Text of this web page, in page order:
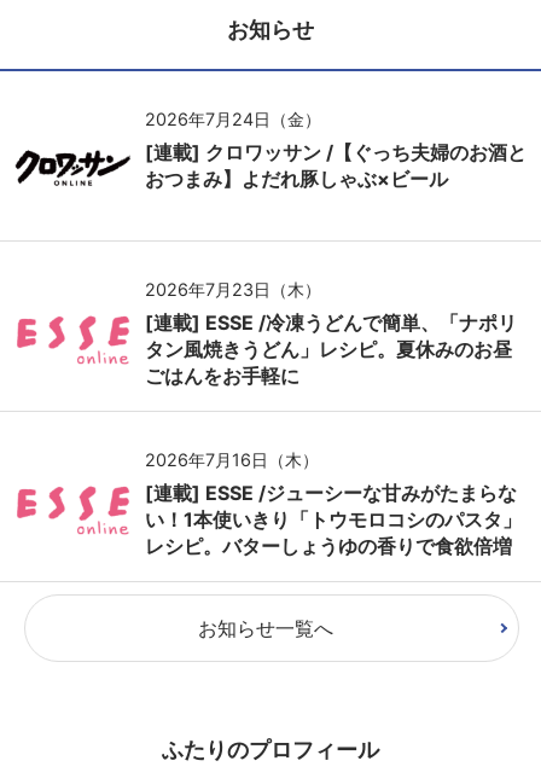
お知らせ
2026年7月24日（金）
[連載] クロワッサン /【ぐっち夫婦のお酒と
おつまみ】よだれ豚しゃぶ×ビール
2026年7月23日（木）
[連載] ESSE /冷凍うどんで簡単、「ナポリ
タン風焼きうどん」レシピ。夏休みのお昼
ごはんをお手軽に
2026年7月16日（木）
[連載] ESSE /ジューシーな甘みがたまらな
い！1本使いきり「トウモロコシのパスタ」
レシピ。バターしょうゆの香りで食欲倍増
お知らせ一覧へ
ふたりのプロフィール